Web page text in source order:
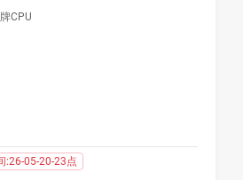
CPU
:26-05-20-23点